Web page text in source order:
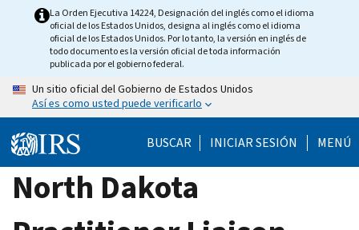
La Orden Ejecutiva 14224, Designación del inglés como el idioma
oficial de los Estados Unidos, designa al inglés como el idioma
oficial de los Estados Unidos. Por lo tanto, la versión en inglés de
todo documento es la versión oficial de toda información
publicada por el gobierno federal.
Un sitio oficial del Gobierno de Estados Unidos
Así es como usted puede verificarlo
BUSCAR INICIAR SESIÓN MENÚ
North Dakota